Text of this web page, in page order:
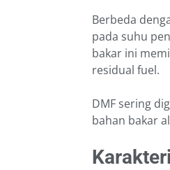
Berbeda
pada suhu
bakar ini
residual fuel.
DMF sering
bahan bakar